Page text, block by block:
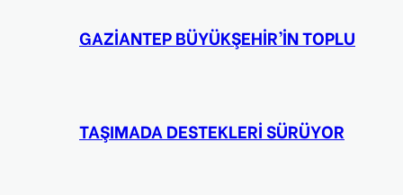
GAZİANTEP BÜYÜKŞEHİR’İN TOPLU
TAŞIMADA DESTEKLERİ SÜRÜYOR